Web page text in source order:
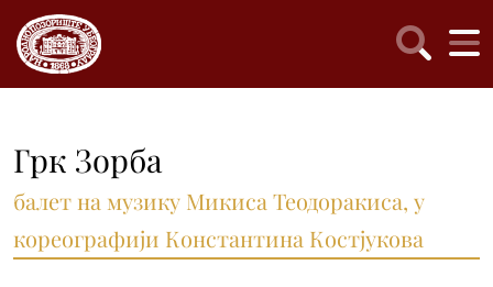
Грк Зорба
балет на музику Микиса Теодоракиса, у
кореографији Константина Костјукова